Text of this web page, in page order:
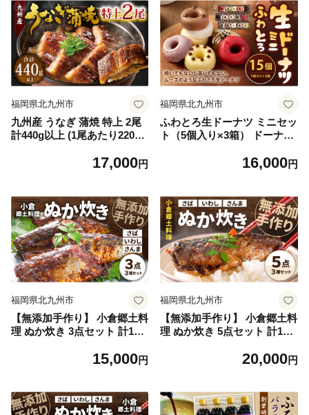
福岡県北九州市
九州産 うなぎ 蒲焼 特上 2尾
計440g以上 (1尾あたり220～
17,000円
福岡県北九州市
ふわとろ生ドーナツ ミニセッ
ト（5個入り×3箱） ドーナツ
16,000円
福岡県北九州市
【無添加手作り】 小倉郷土料
理 ぬか炊き 3点セット 計115
15,000円
福岡県北九州市
【無添加手作り】 小倉郷土料
理 ぬか炊き 5点セット 計190
20,000円